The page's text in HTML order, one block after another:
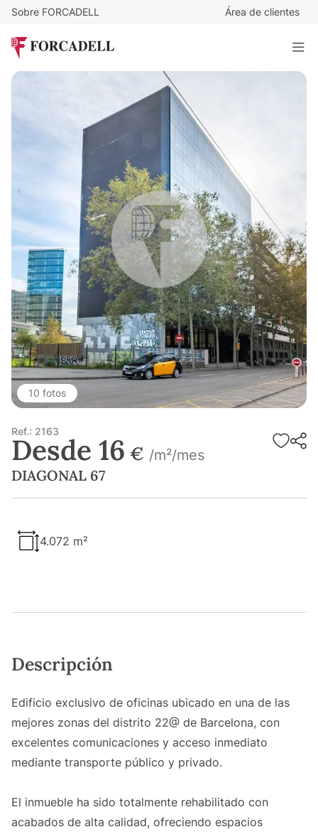
Sobre FORCADELL Área de clientes
DIAGONAL 67
4.072 m²
10 fotos
Ref.: 2163
Desde 16 € /m²/mes
DIAGONAL 67
4.072 m²
Descripción
Edificio exclusivo de oficinas ubicado en una de las
mejores zonas del distrito 22@ de Barcelona, con
excelentes comunicaciones y acceso inmediato
mediante transporte público y privado.
El inmueble ha sido totalmente rehabilitado con
acabados de alta calidad, ofreciendo espacios